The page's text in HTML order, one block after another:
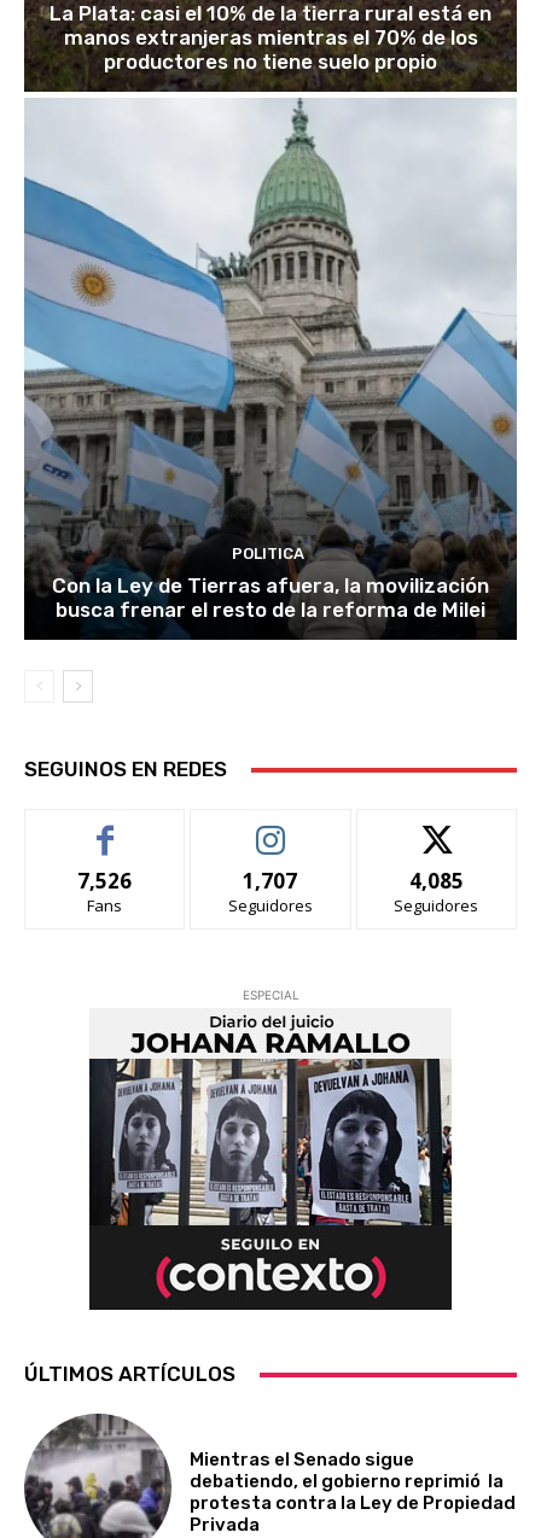
La Plata: casi el 10% de la tierra rural está en
manos extranjeras mientras el 70% de los
productores no tiene suelo propio
POLITICA
Con la Ley de Tierras afuera, la movilización
busca frenar el resto de la reforma de Milei
SEGUINOS EN REDES
7,526
Fans
1,707
Seguidores
4,085
Seguidores
ESPECIAL
ÚLTIMOS ARTÍCULOS
Mientras el Senado sigue
debatiendo, el gobierno reprimió la
protesta contra la Ley de Propiedad
Privada